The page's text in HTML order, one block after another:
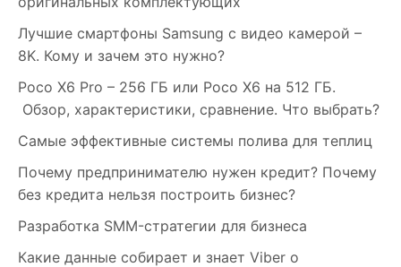
Лучшие смартфоны Samsung c видео камерой –
8K. Кому и зачем это нужно?
Poco X6 Pro – 256 ГБ или Poco X6 на 512 ГБ.
Обзор, характеристики, сравнение. Что выбрать?
Самые эффективные системы полива для теплиц
Почему предпринимателю нужен кредит? Почему
без кредита нельзя построить бизнес?
Разработка SMM-стратегии для бизнеса
Какие данные собирает и знает Viber о